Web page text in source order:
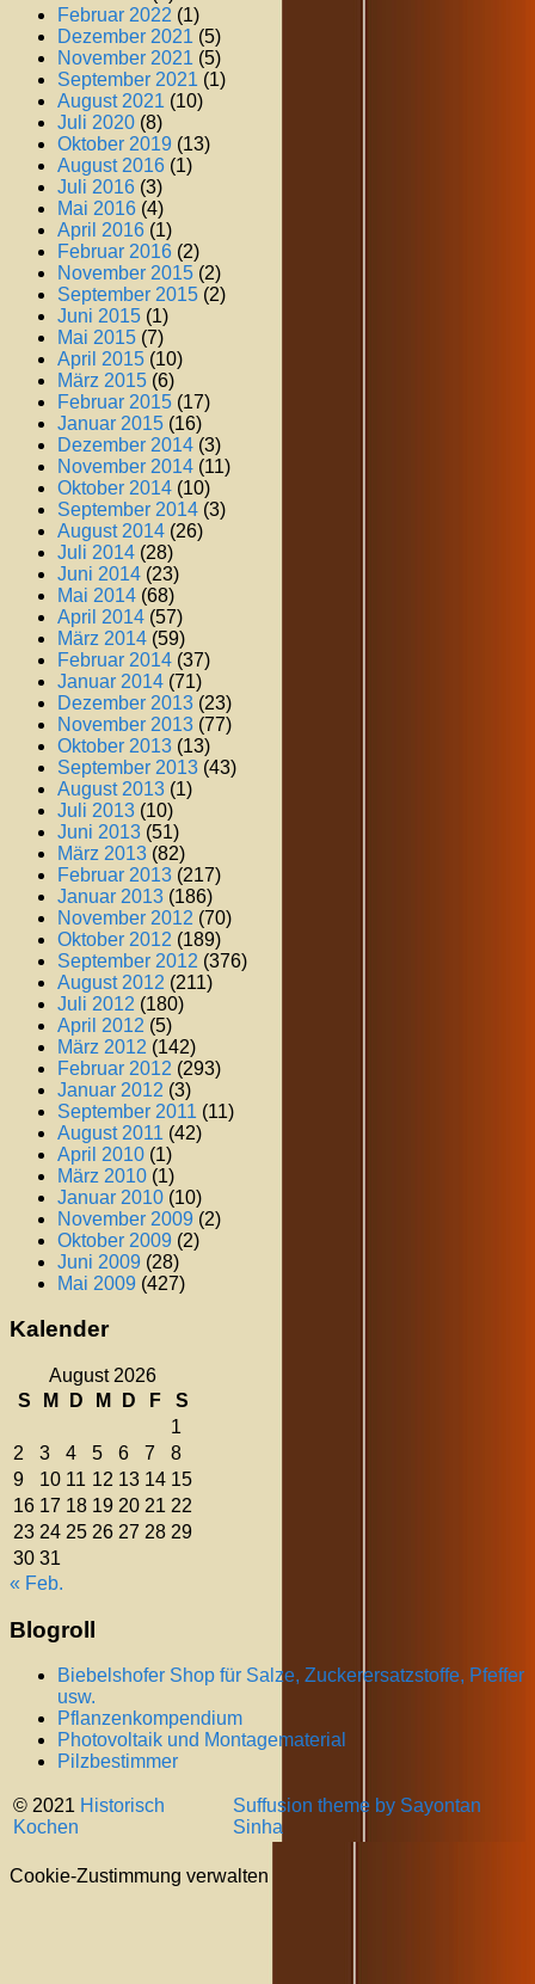
Februar 2022 (1)
Dezember 2021 (5)
November 2021 (5)
September 2021 (1)
August 2021 (10)
Juli 2020 (8)
Oktober 2019 (13)
August 2016 (1)
Juli 2016 (3)
Mai 2016 (4)
April 2016 (1)
Februar 2016 (2)
November 2015 (2)
September 2015 (2)
Juni 2015 (1)
Mai 2015 (7)
April 2015 (10)
März 2015 (6)
Februar 2015 (17)
Januar 2015 (16)
Dezember 2014 (3)
November 2014 (11)
Oktober 2014 (10)
September 2014 (3)
August 2014 (26)
Juli 2014 (28)
Juni 2014 (23)
Mai 2014 (68)
April 2014 (57)
März 2014 (59)
Februar 2014 (37)
Januar 2014 (71)
Dezember 2013 (23)
November 2013 (77)
Oktober 2013 (13)
September 2013 (43)
August 2013 (1)
Juli 2013 (10)
Juni 2013 (51)
März 2013 (82)
Februar 2013 (217)
Januar 2013 (186)
November 2012 (70)
Oktober 2012 (189)
September 2012 (376)
August 2012 (211)
Juli 2012 (180)
April 2012 (5)
März 2012 (142)
Februar 2012 (293)
Januar 2012 (3)
September 2011 (11)
August 2011 (42)
April 2010 (1)
März 2010 (1)
Januar 2010 (10)
November 2009 (2)
Oktober 2009 (2)
Juni 2009 (28)
Mai 2009 (427)
Kalender
August 2026
S
M D M D F
S
1
2
3 4 5 6 7
8
9
10 11 12 13 14 15
16 17 18 19 20 21 22
23 24 25 26 27 28 29
30 31
« Feb.
Blogroll
Biebelshofer Shop für Salze, Zuckerersatzstoffe, Pfeffer
usw.
Pflanzenkompendium
Photovoltaik und Montagematerial
Pilzbestimmer
© 2021 Historisch
Kochen
Suffusion theme by Sayontan
Sinha
Cookie-Zustimmung verwalten